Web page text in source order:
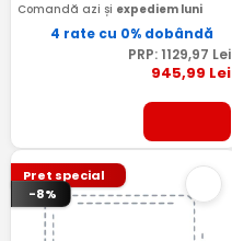
Comandă azi și expediem luni
4 rate cu 0% dobândă
PRP: 1129,97 Lei
945,99 Lei
Pret special
-8%